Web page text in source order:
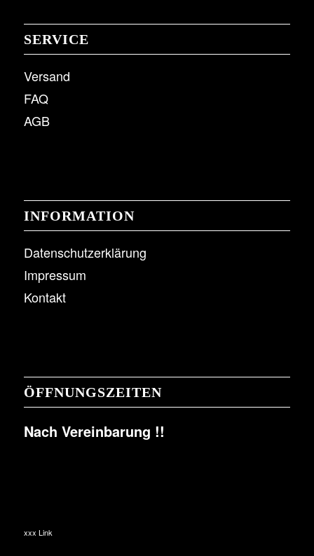
SERVICE
Versand
FAQ
AGB
INFORMATION
Datenschutzerklärung
Impressum
Kontakt
ÖFFNUNGSZEITEN
Nach Vereinbarung !!
xxx Link